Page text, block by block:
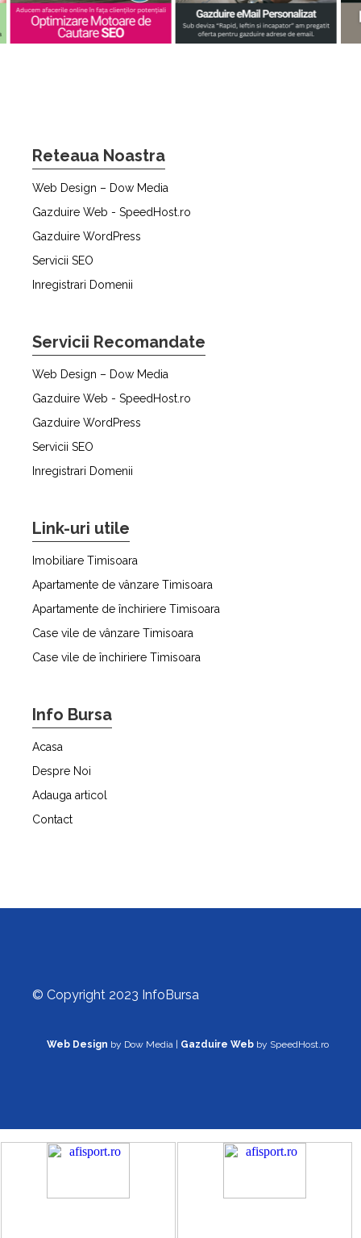
Reteaua Noastra
Web Design – Dow Media
Gazduire Web - SpeedHost.ro
Gazduire WordPress
Servicii SEO
Inregistrari Domenii
Servicii Recomandate
Web Design – Dow Media
Gazduire Web - SpeedHost.ro
Gazduire WordPress
Servicii SEO
Inregistrari Domenii
Link-uri utile
Imobiliare Timisoara
Apartamente de vânzare Timisoara
Apartamente de închiriere Timisoara
Case vile de vânzare Timisoara
Case vile de închiriere Timisoara
Info Bursa
Acasa
Despre Noi
Adauga articol
Contact
© Copyright 2023 InfoBursa
Web Design by Dow Media | Gazduire Web by SpeedHost.ro